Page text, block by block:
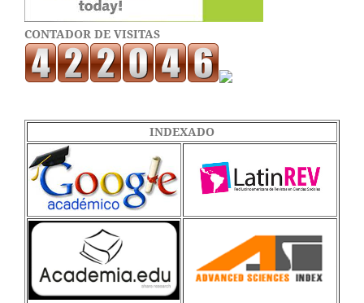
CONTADOR DE VISITAS
INDEXADO